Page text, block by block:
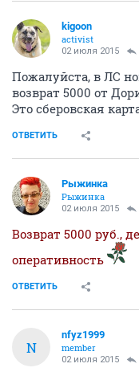
kigoon
activist
02 июля 2015
Пожалуйста, в ЛС
возврат 5000 от
Это сберовская
ОТВЕТИТЬ
Рыжинка
Рыжинка
02 июля 2015
Возврат 5000 руб.,
оперативность
ОТВЕТИТЬ
N
nfyz1999
member
02 июля 2015